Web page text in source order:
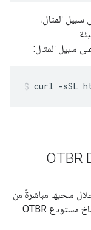
المثال،
سبيل المثال:
curl -sSL
، أو من خلال استنساخ مستودع OTBR